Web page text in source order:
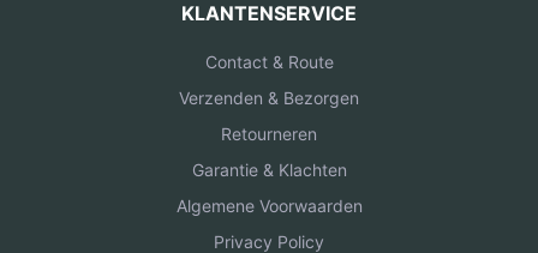
KLANTENSERVICE
Contact & Route
Verzenden & Bezorgen
Retourneren
Garantie & Klachten
Algemene Voorwaarden
Privacy Policy